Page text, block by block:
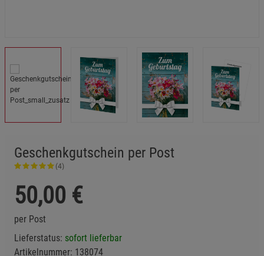
Geschenkgutschein per Post
(4)
50,00 €
per Post
Lieferstatus: sofort lieferbar
Artikelnummer: 138074